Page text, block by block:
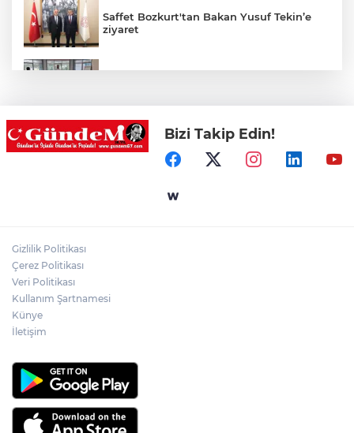
Saffet Bozkurt'tan Bakan Yusuf Tekin’e
ziyaret
Zonguldak'ta yaya geçidinde kadına
otomobil çarptı!
Bizi Takip Edin!
Gizlilik Politikası
Çerez Politikası
Veri Politikası
Kullanım Şartnamesi
Künye
İletişim